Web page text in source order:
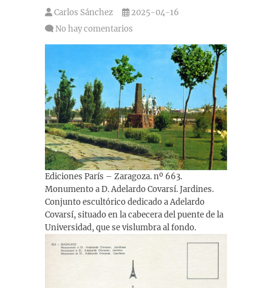
Carlos Sánchez
2025-04-16
No hay comentarios
Ediciones París – Zaragoza. nº 663.
Monumento a D. Adelardo Covarsí. Jardines.
Conjunto escultórico dedicado a Adelardo
Covarsí, situado en la cabecera del puente de la
Universidad, que se vislumbra al fondo.